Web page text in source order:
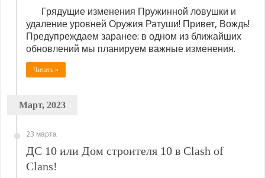
Грядущие изменения Пружинной ловушки и
удаление уровней Оружия Ратуши! Привет, Вождь!
Предупреждаем заранее: в одном из ближайших
обновлений мы планируем важные изменения.
Читать »
Март, 2023
23 марта
ДС 10 или Дом строителя 10 в Clash of
Clans!